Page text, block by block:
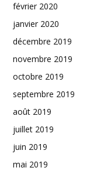
février 2020
janvier 2020
décembre 2019
novembre 2019
octobre 2019
septembre 2019
août 2019
juillet 2019
juin 2019
mai 2019